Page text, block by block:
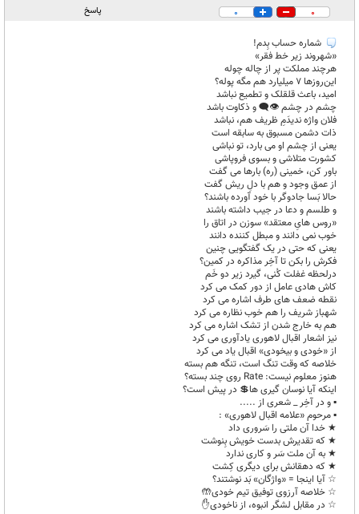
در انتظار بررسی:
0
0 پاسخ
شماره حساب بِدم!
«شهروند زیر خط فقر»
هرچند مملکت پر از چاله چوله
این‌روزها ۷ میلیارد هم مگه پوله؟
امید، باعث قلقلک و تطمیع نباشد
چشم در چشم 👁️‍🗨️ و ذکاوت باشد
فلان واژه ندیدَمِ ظریف هم، نباشد
ذات دشمن مسبوق به سابقه است
یعنی از چشم او می بارد، تو نباشی
کشورت متلاشی و بسوی فروپاشی
باور کن، خمینی (ره) بارها می گفت
از عمق وجود و هم با دلِ ریش گفت
حالا بَسا جادوگر با خود آورده باشند؟
و طلسم و دعا در جیب داشته باشند
«روس هایِ معتقد» سوزن در اتاق را
خوب نمی دانند و مبطل کننده دانند
یعنی که حتی در یک گفتگویی چنین
فکرش را بکن تا آخِر مذاکره در کمین؟
درلحظه غفلت کُنی، گیرد زیر دو خَم
کاش هادی عامل از دور کمک می کرد
نقطه ضعف های طرف اشاره می کرد
شهباز شریف را هم خوب نظاره می کرد
هم به خارج شدن از تشک اشاره می کرد
نیز اشعار اقبال لاهوری یادآوری می کرد
از «خودی و بیخودی» اقبال یاد می کرد
خلاصه که وقت تنگ است، تنگه هم بسته
هنوز معلوم نیست: Rate روی چند بسته؟
اینکه آیا نوسان گیری ها💲 در پيش است؟
▪︎ و در آخِر _ شعری از .....
▪︎ مرحوم «علامه اقبال لاهوری» :
★ خدا آن ملتی را سَروری داد
★ که تقدیرش بدست خویش بِنوشت
★ به آن ملت سَر و کاری ندارد
★ که دهقانش برای دیگری کِشت
☆ آیا اینجا = «واژگان» بَد نوشتند؟
☆ خلاصه آرزوی توفیق تیم خودی🤲
☆ در مقابل لشگر انبوه، از ناخودی✋️